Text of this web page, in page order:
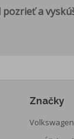
a
Značky
Volkswagen